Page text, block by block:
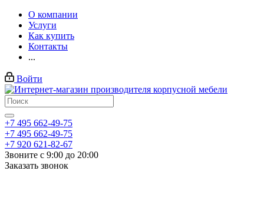
О компании
Услуги
Как купить
Контакты
...
Войти
+7 495 662-49-75
+7 495 662-49-75
+7 920 621-82-67
Звоните с 9:00 до 20:00
Заказать звонок